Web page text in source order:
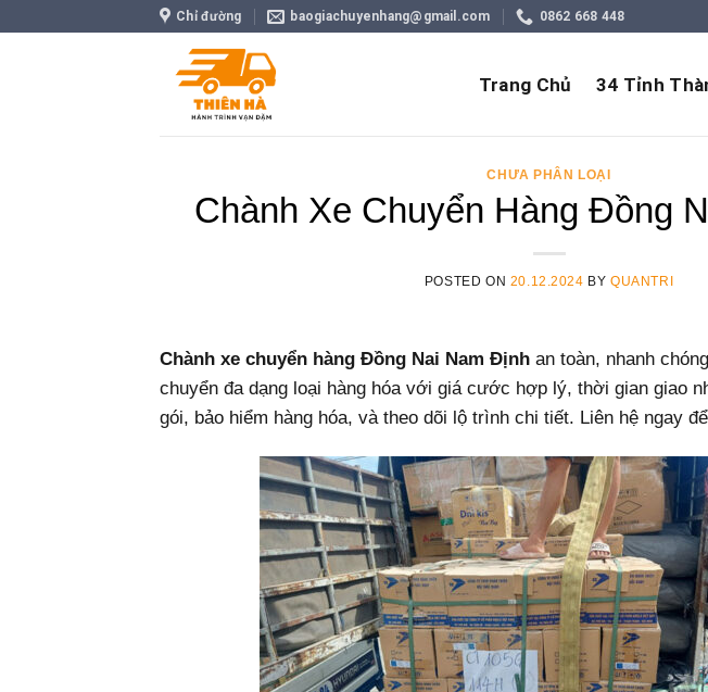
Chỉ đường baogiachuyenhang@gmail.com 0862 668 448
Trang Chủ 34 Tỉnh
CHƯA PHÂN LOẠI
Chành Xe Chuyển Hàng Đồng
POSTED ON 20.12.2024 BYQUANTRI
Chành xe chuyển hàng Đồng Nai Nam Định an toàn, nhanh
chuyển đa dạng loại hàng hóa với giá cước hợp lý, thời gian giao
gói, bảo hiểm hàng hóa, và theo dõi lộ trình chi tiết. Liên hệ ngay